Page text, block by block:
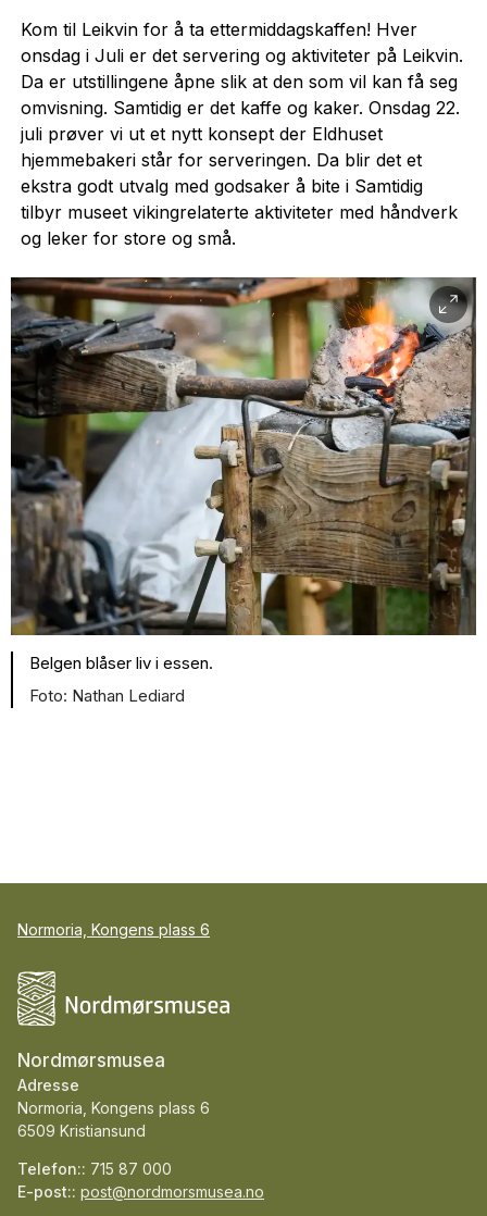
Kom til Leikvin for å ta ettermiddagskaffen! Hver
onsdag i Juli er det servering og aktiviteter på Leikvin.
Da er utstillingene åpne slik at den som vil kan få seg
omvisning. Samtidig er det kaffe og kaker. Onsdag 22.
juli prøver vi ut et nytt konsept der Eldhuset
hjemmebakeri står for serveringen. Da blir det et
ekstra godt utvalg med godsaker å bite i Samtidig
tilbyr museet vikingrelaterte aktiviteter med håndverk
og leker for store og små.
Belgen blåser liv i essen.
Nathan Lediard
Normoria, Kongens plass 6
Nordmørsmusea
Adresse
Normoria, Kongens plass 6
6509 Kristiansund
Telefon:: 715 87 000
E-post:: post@nordmorsmusea.no